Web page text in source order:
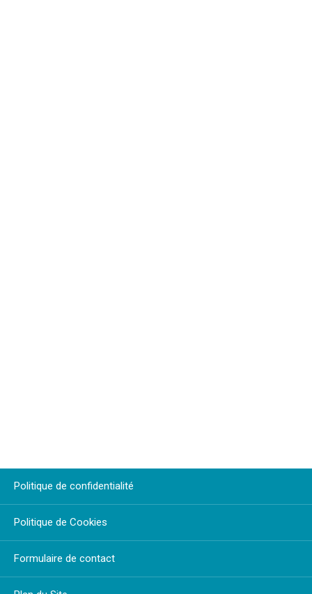
Politique de confidentialité
Politique de Cookies
Formulaire de contact